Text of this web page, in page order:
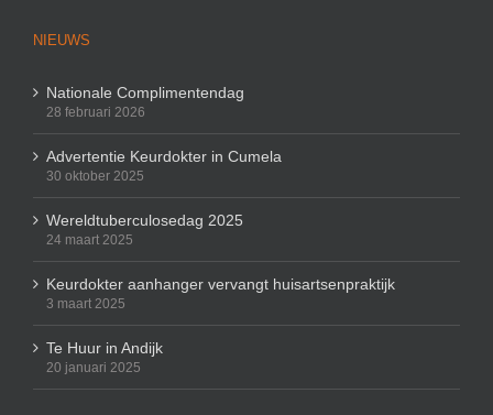
NIEUWS
Nationale Complimentendag
28 februari 2026
Advertentie Keurdokter in Cumela
30 oktober 2025
Wereldtuberculosedag 2025
24 maart 2025
Keurdokter aanhanger vervangt huisartsenpraktijk
3 maart 2025
Te Huur in Andijk
20 januari 2025